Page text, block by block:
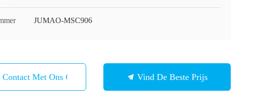
JUMAO-MSC906
Met Ons Op Vind De Beste Prijs